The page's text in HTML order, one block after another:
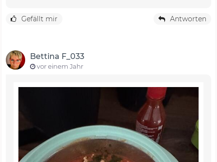
Gefällt mir Antworten
Bettina F_033
vor einem Jahr